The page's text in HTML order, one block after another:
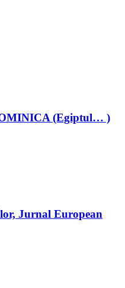
(Egiptul… )
Jurnal European